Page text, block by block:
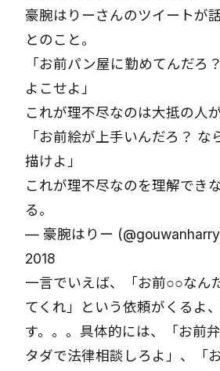
豪腕はりーさんのツイートが
とのこと。
「お前パン屋に勤めてんだろ
よこせよ」
これが理不尽なのは大抵の人
「お前絵が上手いんだろ？ な
描けよ」
これが理不尽なのを理解でき
る。
— 豪腕はりー
2018
一言でいえば、「お前○○なん
てくれ」という依頼がくるよ
す。。。具体的には、「お前
タダで法律相談しろよ」、「